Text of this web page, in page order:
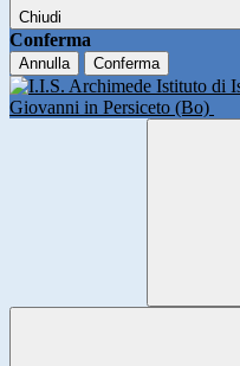
Chiudi
Conferma
Annulla Conferma
Istituto di
Giovanni in Persiceto (Bo)